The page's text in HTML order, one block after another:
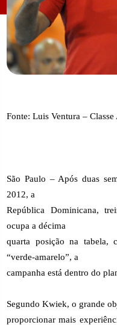
Fonte: Luis Ventura – Classe
São Paulo – Após duas
2012, a
República Dominicana,
ocupa a décima
quarta posição na tabela,
“verde-amarelo”, a
campanha está dentro do
Segundo Kwiek, o grande
proporcionar mais